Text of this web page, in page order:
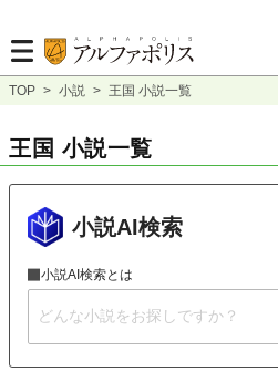
TOP > 小説 > 王国 小説一覧
王国 小説一覧
小説AI検索
小説AI検索とは